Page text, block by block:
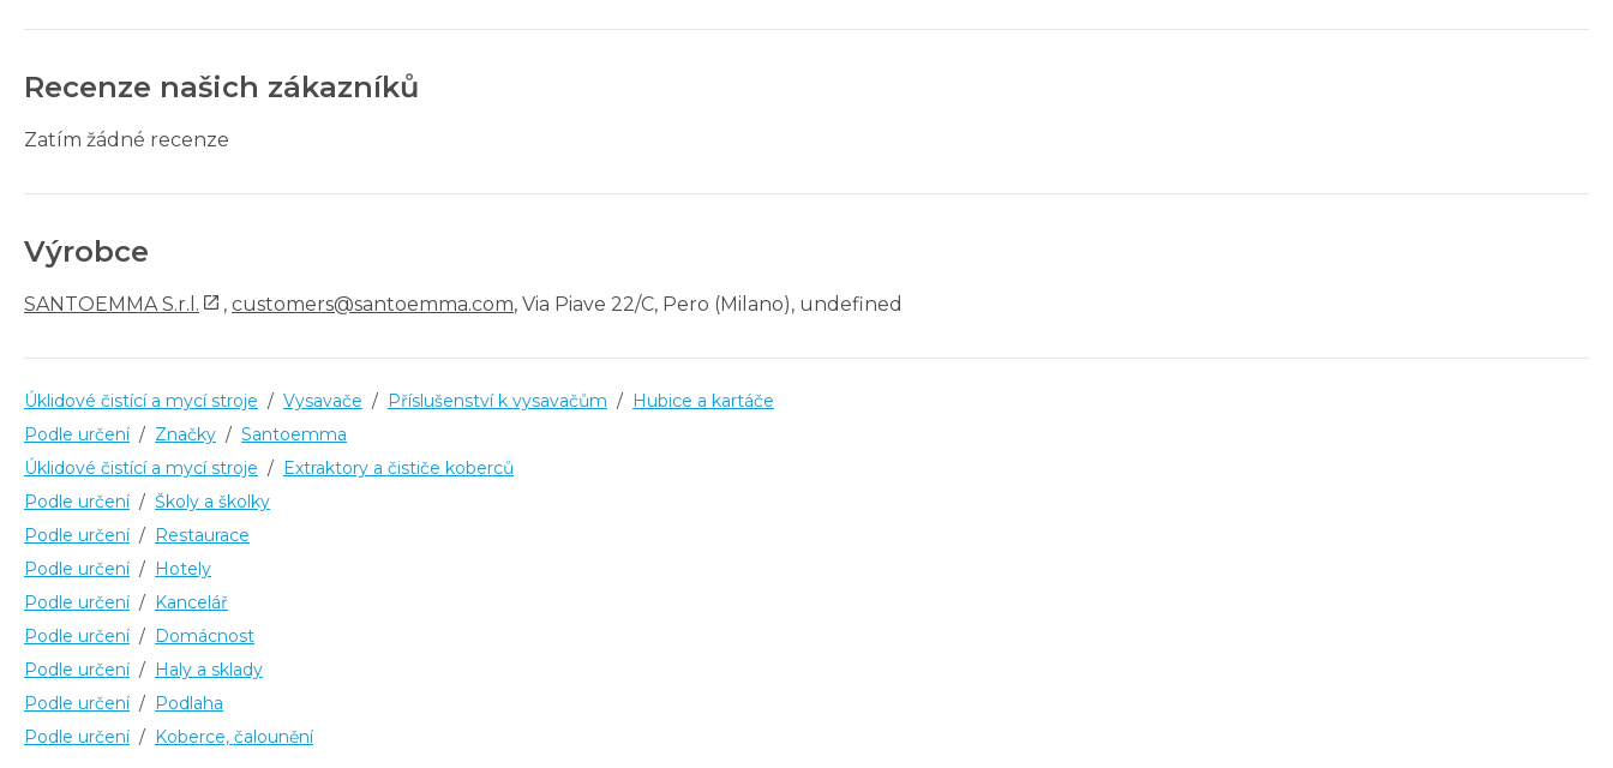
Recenze našich zákazníků
Zatím žádné recenze
Výrobce
SANTOEMMA S.r.l. , customers@santoemma.com, Via Piave 22/C, Pero (Milano), undefined
Úklidové čistící a mycí stroje / Vysavače / Příslušenství k vysavačům / Hubice a kartáče
Podle určení / Značky / Santoemma
Úklidové čistící a mycí stroje / Extraktory a čističe koberců
Podle určení / Školy a školky
Podle určení / Restaurace
Podle určení / Hotely
Podle určení / Kancelář
Podle určení / Domácnost
Podle určení / Haly a sklady
Podle určení / Podlaha
Podle určení / Koberce, čalounění